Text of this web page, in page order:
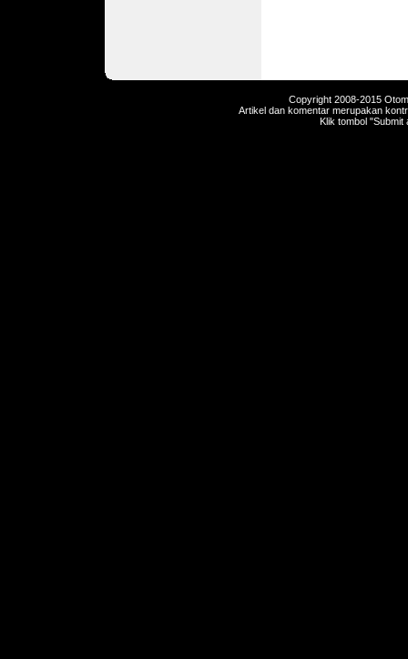
Copyright 2008-2015
Artikel dan komentar merupakan
Klik tombol